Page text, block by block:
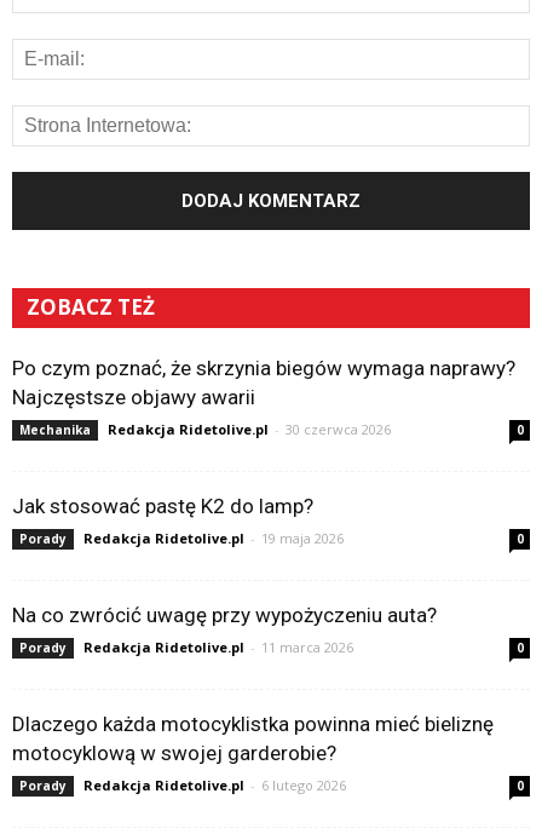
ZOBACZ TEŻ
Po czym poznać, że skrzynia biegów wymaga naprawy?
Najczęstsze objawy awarii
Mechanika Redakcja Ridetolive.pl - 30 czerwca 2026 0
Jak stosować pastę K2 do lamp?
Porady Redakcja Ridetolive.pl - 19 maja 2026 0
Na co zwrócić uwagę przy wypożyczeniu auta?
Porady Redakcja Ridetolive.pl - 11 marca 2026 0
Dlaczego każda motocyklistka powinna mieć bieliznę
motocyklową w swojej garderobie?
Porady Redakcja Ridetolive.pl - 6 lutego 2026 0